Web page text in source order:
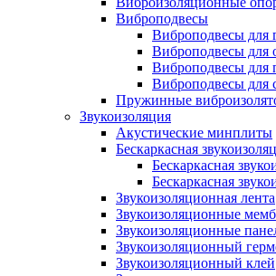
Виброподвесы
Виброподвесы для
Виброподвесы для
Виброподвесы для
Виброподвесы для
Пружинные
Звукоизоляция
Акустические минплиты
Бескаркасная
Бескаркасная
Бескаркасная
Звукоизоляционная лента
Звукоизоляционные
Звукоизоляционные
Звукоизоляционный
Звукоизоляционный клей